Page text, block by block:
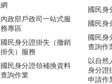
網
內政部戶政司一站式服
務專區
國民身分證掛失（撤銷
掛失）服務
國民身分證領補換資料
查詢作業
國民身
國民身
國民身
查詢作
以自然
身分證
申請作